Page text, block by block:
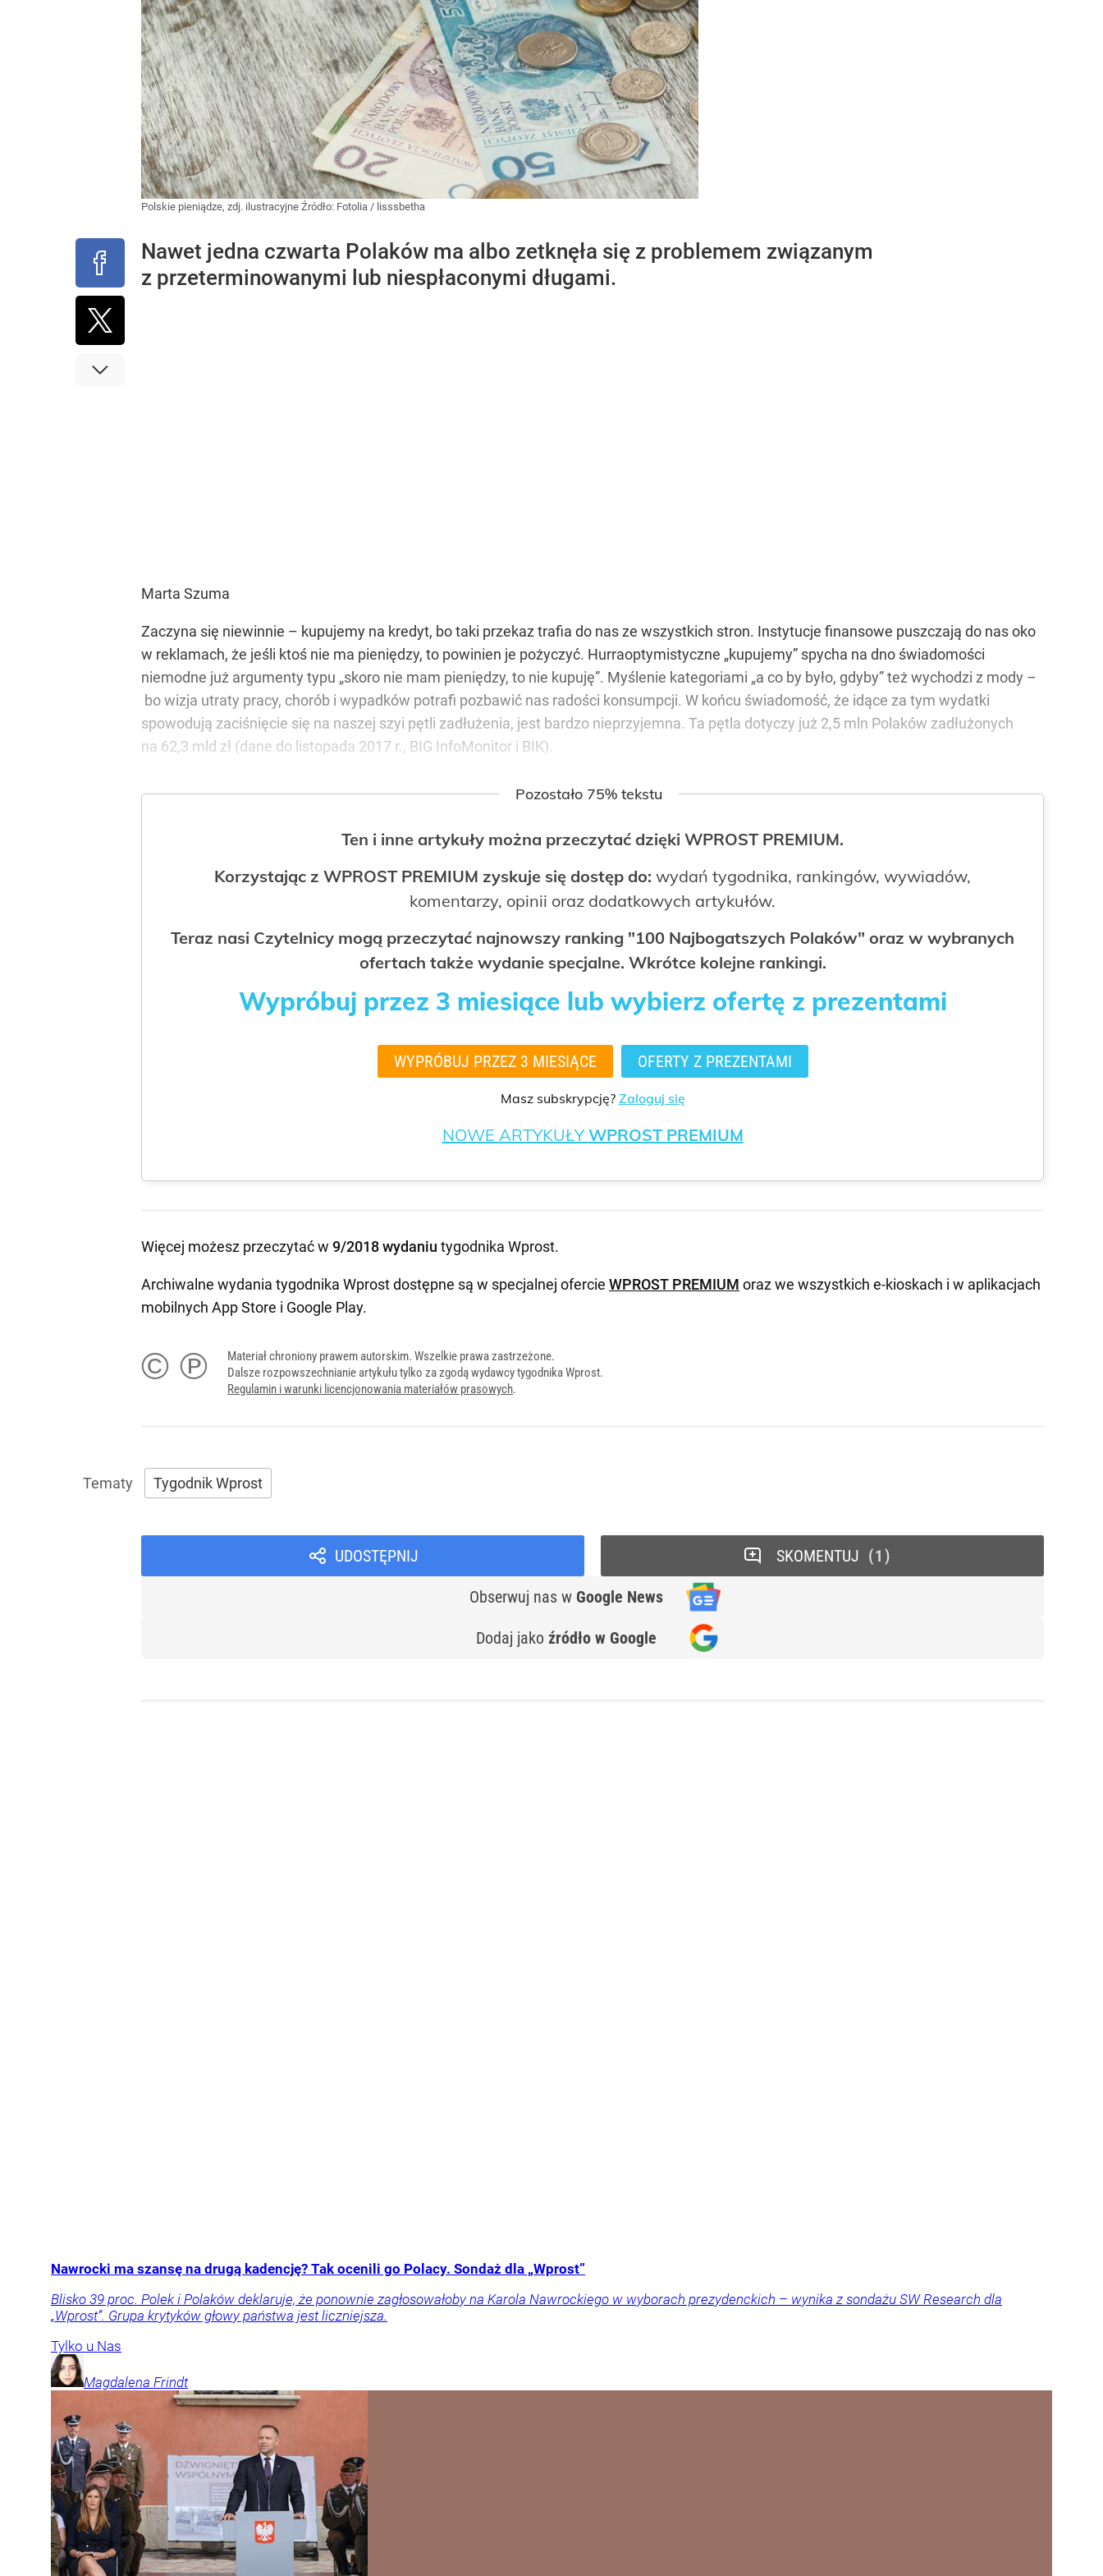
Polskie pieniądze, zdj. ilustracyjne Źródło: Fotolia / lisssbetha
Nawet jedna czwarta Polaków ma albo zetknęła się z problemem związanym
z przeterminowanymi lub niespłaconymi długami.
Marta Szuma
Zaczyna się niewinnie – kupujemy na kredyt, bo taki przekaz trafia do nas ze wszystkich stron. Instytucje finansowe puszczają do nas oko
w reklamach, że jeśli ktoś nie ma pieniędzy, to powinien je pożyczyć. Hurraoptymistyczne „kupujemy” spycha na dno świadomości
niemodne już argumenty typu „skoro nie mam pieniędzy, to nie kupuję”. Myślenie kategoriami „a co by było, gdyby” też wychodzi z mody –
bo wizja utraty pracy, chorób i wypadków potrafi pozbawić nas radości konsumpcji. W końcu świadomość, że idące za tym wydatki
spowodują zaciśnięcie się na naszej szyi pętli zadłużenia, jest bardzo nieprzyjemna. Ta pętla dotyczy już 2,5 mln Polaków zadłużonych
na 62,3 mld zł (dane do listopada 2017 r., BIG InfoMonitor i BIK).
Pozostało 75% tekstu
Ten i inne artykuły można przeczytać dzięki WPROST PREMIUM.
Korzystając z WPROST PREMIUM zyskuje się dostęp do: wydań tygodnika, rankingów, wywiadów,
komentarzy, opinii oraz dodatkowych artykułów.
Teraz nasi Czytelnicy mogą przeczytać najnowszy ranking "100 Najbogatszych Polaków" oraz w wybranych
ofertach także wydanie specjalne. Wkrótce kolejne rankingi.
Wypróbuj przez 3 miesiące lub wybierz ofertę z prezentami
WYPRÓBUJ PRZEZ 3 MIESIĄCE OFERTY Z PREZENTAMI
Masz subskrypcję? Zaloguj się
NOWE ARTYKUŁYWPROST PREMIUM
Więcej możesz przeczytać w 9/2018 wydaniu tygodnika Wprost.
Archiwalne wydania tygodnika Wprost dostępne są w specjalnej ofercie WPROST PREMIUM oraz we wszystkich e-kioskach i w aplikacjach
mobilnych App Store i Google Play.
© ℗
Materiał chroniony prawem autorskim. Wszelkie prawa zastrzeżone.
Dalsze rozpowszechnianie artykułu tylko za zgodą wydawcy tygodnika Wprost.
Regulamin i warunki licencjonowania materiałów prasowych.
Tygodnik Wprost
UDOSTĘPNIJ
Obserwuj nas w Google News
Dodaj jako źródło w Google
SKOMENTUJ 1
Nawrocki ma szansę na drugą kadencję? Tak ocenili go Polacy. Sondaż dla „Wprost”
Blisko 39 proc. Polek i Polaków deklaruje, że ponownie zagłosowałoby na Karola Nawrockiego w wyborach prezydenckich – wynika z sondażu SW Research dla
„Wprost”. Grupa krytyków głowy państwa jest liczniejsza.
Tylko u Nas
Magdalena Frindt